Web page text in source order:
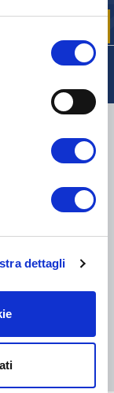
dettagli
TNT, GÉODIS, FRANCE